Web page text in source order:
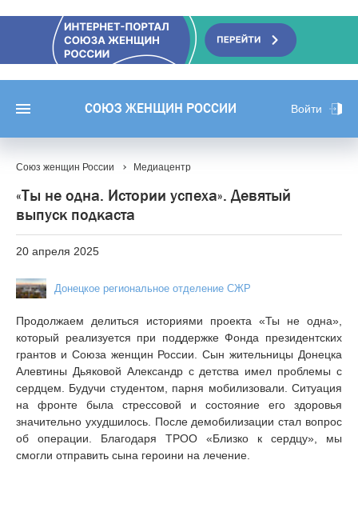
СОЮЗ ЖЕНЩИН РОССИИ Войти
Союз женщин России Медиацентр
«Ты не одна. Истории успеха». Девятый
выпуск подкаста
20 апреля 2025
Донецкое региональное отделение СЖР
Продолжаем делиться историями проекта «Ты не одна»,
который реализуется при поддержке Фонда президентских
грантов и Союза женщин России. Сын жительницы Донецка
Алевтины Дьяковой Александр с детства имел проблемы с
сердцем. Будучи студентом, парня мобилизовали. Ситуация
на фронте была стрессовой и состояние его здоровья
значительно ухудшилось. После демобилизации стал вопрос
об операции. Благодаря ТРОО «Близко к сердцу», мы
смогли отправить сына героини на лечение.